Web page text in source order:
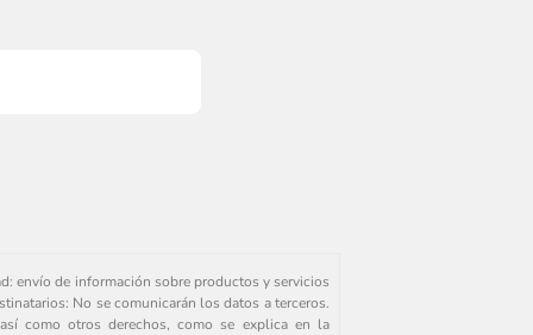
envío de información sobre productos y servicios
No se comunicarán los datos a terceros.
como otros derechos, como se explica en la